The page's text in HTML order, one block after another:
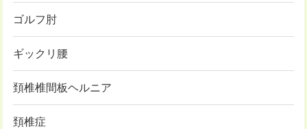
ゴルフ肘
ギックリ腰
頚椎椎間板ヘルニア
頚椎症